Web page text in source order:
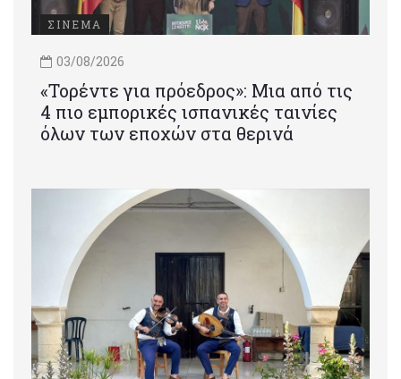
ΣΙΝΕΜΑ
03/08/2026
«Τορέντε για πρόεδρος»: Mια από τις
4 πιο εμπορικές ισπανικές ταινίες
όλων των εποχών στα θερινά